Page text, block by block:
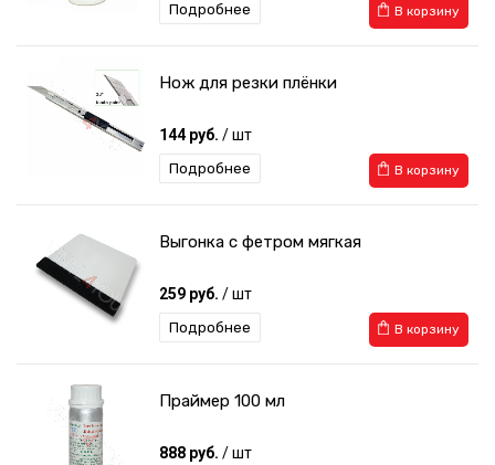
В корзину
Подробнее
Нож для резки плёнки
144 руб. / шт
В корзину
Подробнее
Выгонка с фетром мягкая
259 руб. / шт
В корзину
Подробнее
Праймер 100 мл
888 руб. / шт